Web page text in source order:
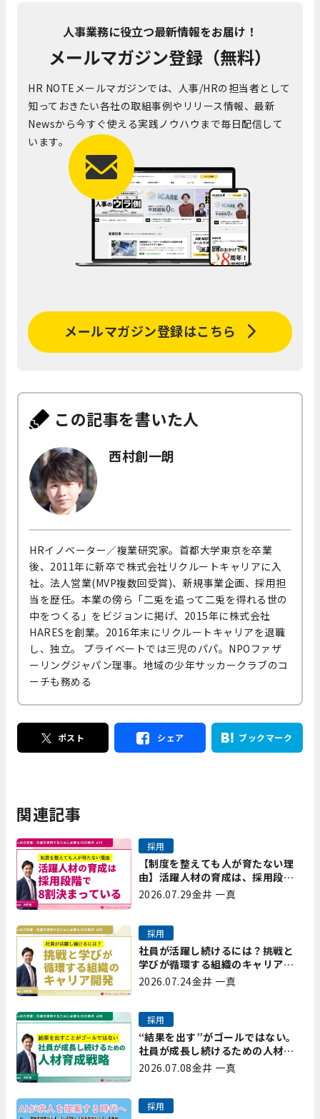
人事業務に役立つ最新情報をお届け！
メールマガジン登録（無料）
HR NOTEメールマガジンでは、人事/HRの担当者として
知っておきたい各社の取組事例やリリース情報、最新
Newsから今すぐ使える実践ノウハウまで毎日配信して
います。
メールマガジン登録はこちら
この記事を書いた人
西村創一朗
HRイノベーター／複業研究家。首都大学東京を卒業
後、2011年に新卒で株式会社リクルートキャリアに入
社。法人営業(MVP複数回受賞)、新規事業企画、採用担
当を歴任。本業の傍ら「二兎を追って二兎を得れる世の
中をつくる」をビジョンに掲げ、2015年に株式会社
HARESを創業。2016年末にリクルートキャリアを退職
し、独立。 プライベートでは三児のパパ。NPOファザ
ーリングジャパン理事。地域の少年サッカークラブのコ
ーチも務める
ポスト シェア ブックマーク
関連記事
【制度を整えても人が育たない理
由】活躍人材の育成は、採用段階
で8割決まっている｜プレシャスパ
採用
2026.07.29金井 一真
社員が活躍し続けるには？挑戦と
学びが循環する組織のキャリア開
発｜プレシャスパートナーズ矢野
採用
2026.07.24金井 一真
“結果を出す”がゴールではない。
社員が成長し続けるための人材育
成戦略｜プレシャスパートナーズ
採用
2026.07.08金井 一真
採用